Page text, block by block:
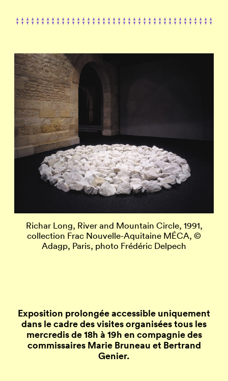
Richar Long, River and Mountain Circle, 1991,
collection Frac Nouvelle-Aquitaine MÉCA, ©
Adagp, Paris, photo Frédéric Delpech
Exposition prolongée accessible uniquement
dans le cadre des visites organisées tous les
mercredis de 18h à 19h en compagnie des
commissaires Marie Bruneau et Bertrand
Genier.